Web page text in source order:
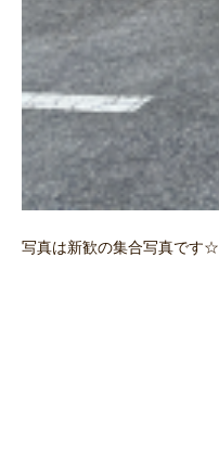
写真は新歓の集合写真です☆